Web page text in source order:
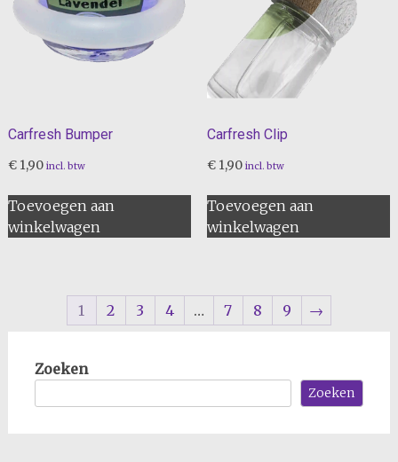
Carfresh Bumper
€1,90 incl. btw
Toevoegen aan
winkelwagen
Carfresh Clip
€1,90 incl. btw
Toevoegen aan
winkelwagen
1 2 3 4 … 7 8 9 →
Zoeken
Zoeken